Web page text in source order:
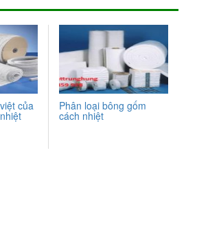
của Phân loại bông gốm
cách nhiệt